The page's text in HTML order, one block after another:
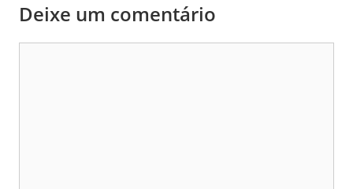
Deixe um comentário